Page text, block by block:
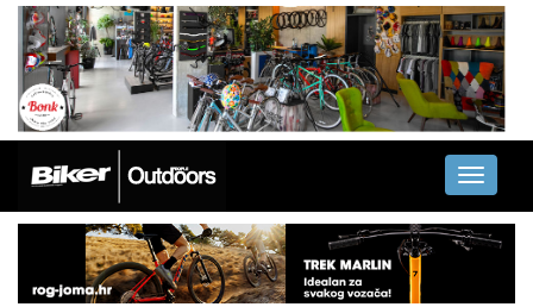
Toggle